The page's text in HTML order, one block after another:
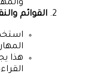
القوائم
هذا